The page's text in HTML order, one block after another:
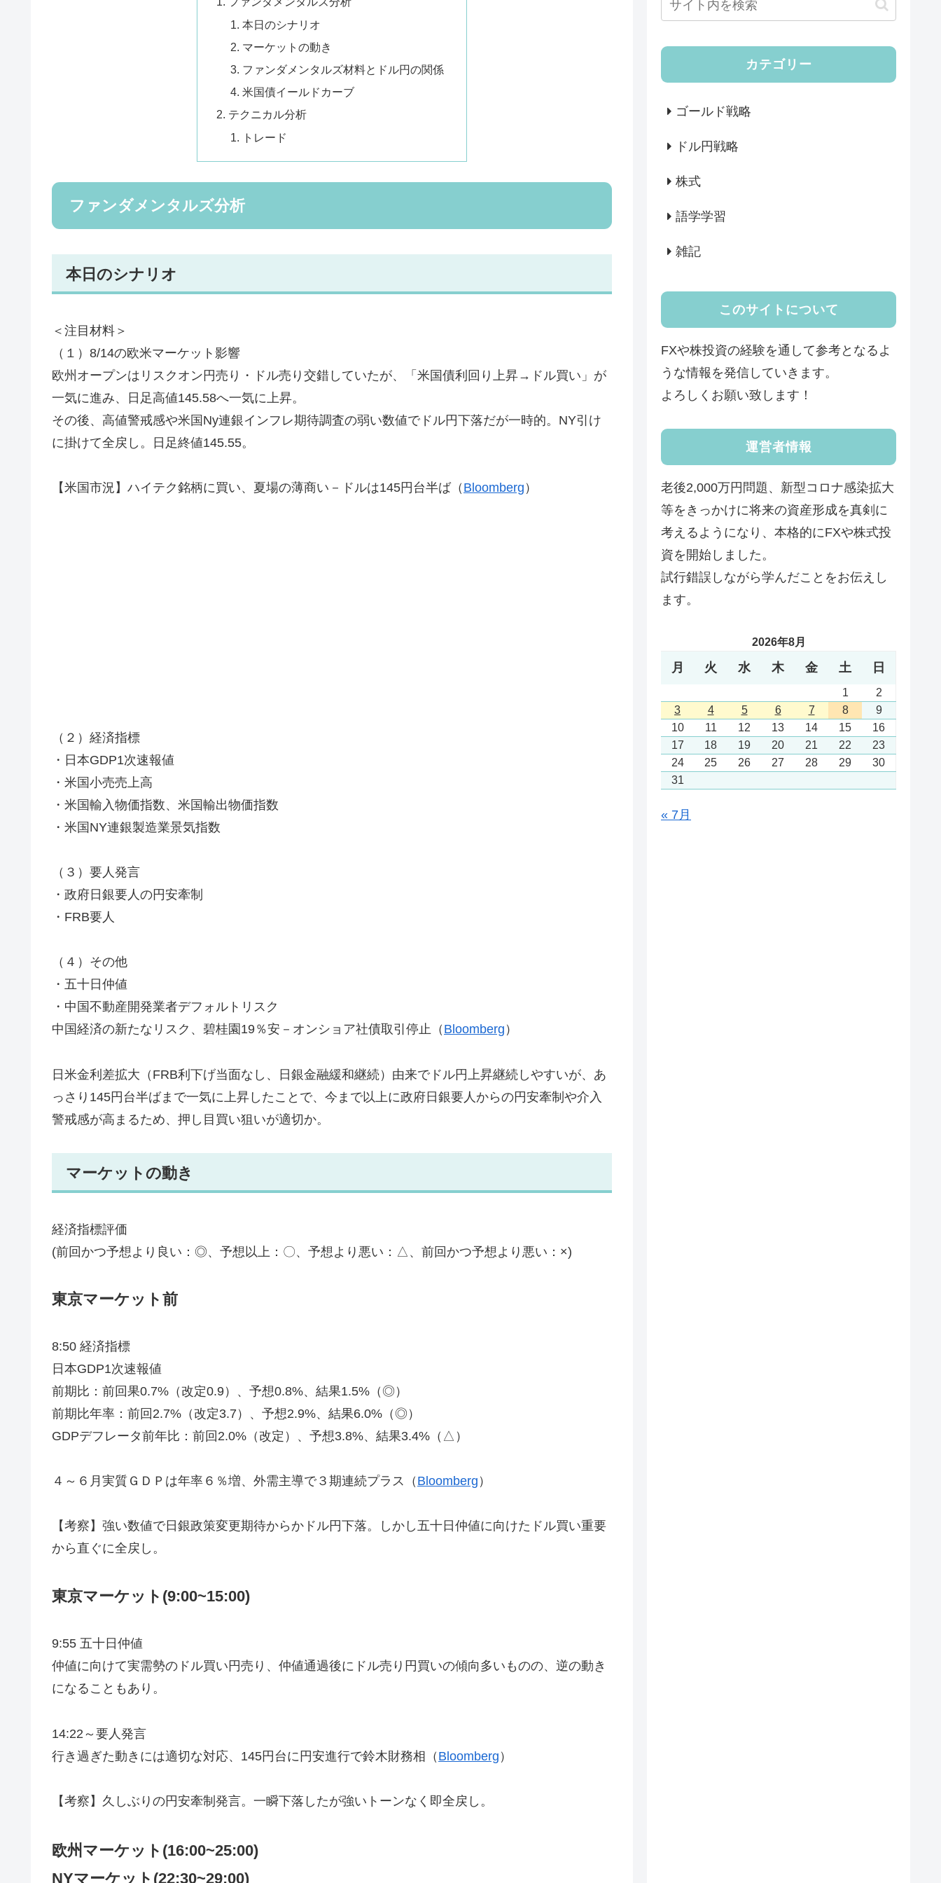
本日のシナリオ
マーケットの動き
ファンダメンタルズ材料とドル円の関係
米国債イールドカーブ
テクニカル分析
トレード
ファンダメンタルズ分析
本日のシナリオ
＜注目材料＞
（１）8/14の欧米マーケット影響
欧州オープンはリスクオン円売り・ドル売り交錯していたが、「米国債利回り上昇→ドル買い」が
一気に進み、日足高値145.58へ一気に上昇。
その後、高値警戒感や米国Ny連銀インフレ期待調査の弱い数値でドル円下落だが一時的。NY引け
に掛けて全戻し。日足終値145.55。
【米国市況】ハイテク銘柄に買い、夏場の薄商い－ドルは145円台半ば（ Bloomberg ）
（２）経済指標
・日本GDP1次速報値
・米国小売売上高
・米国輸入物価指数、米国輸出物価指数
・米国NY連銀製造業景気指数
（３）要人発言
・政府日銀要人の円安牽制
・FRB要人
（４）その他
・五十日仲値
・中国不動産開発業者デフォルトリスク
中国経済の新たなリスク、碧桂園19％安－オンショア社債取引停止（ Bloomberg ）
日米金利差拡大（FRB利下げ当面なし、日銀金融緩和継続）由来でドル円上昇継続しやすいが、あ
っさり145円台半ばまで一気に上昇したことで、今まで以上に政府日銀要人からの円安牽制や介入
警戒感が高まるため、押し目買い狙いが適切か。
マーケットの動き
経済指標評価
(前回かつ予想より良い：◎、予想以上：〇、予想より悪い：△、前回かつ予想より悪い：×)
東京マーケット前
8:50 経済指標
日本GDP1次速報値
前期比：前回果0.7%（改定0.9）、予想0.8%、結果1.5%（◎）
前期比年率：前回2.7%（改定3.7）、予想2.9%、結果6.0%（◎）
GDPデフレータ前年比：前回2.0%（改定）、予想3.8%、結果3.4%（△）
４～６月実質ＧＤＰは年率６％増、外需主導で３期連続プラス（ Bloomberg ）
【考察】強い数値で日銀政策変更期待からかドル円下落。しかし五十日仲値に向けたドル買い重要
から直ぐに全戻し。
東京マーケット(9:00~15:00)
9:55 五十日仲値
仲値に向けて実需勢のドル買い円売り、仲値通過後にドル売り円買いの傾向多いものの、逆の動き
になることもあり。
14:22～要人発言
行き過ぎた動きには適切な対応、145円台に円安進行で鈴木財務相（ Bloomberg ）
【考察】久しぶりの円安牽制発言。一瞬下落したが強いトーンなく即全戻し。
欧州マーケット(16:00~25:00)
NYマーケット (22:30~29:00)
カテゴリー
ゴールド戦略
ドル円戦略
株式
語学学習
雑記
このサイトについて
FXや株投資の経験を通して参考となるよ
うな情報を発信していきます。
よろしくお願い致します！
運営者情報
老後2,000万円問題、新型コロナ感染拡大
等をきっかけに将来の資産形成を真剣に
考えるようになり、本格的にFXや株式投
資を開始しました。
試行錯誤しながら学んだことをお伝えし
ます。
2026年8月
月 火 水 木 金 土 日
1
2
3
4 5 6 7 8
9
10
11 12 13 14 15
16
17
18 19 20 21 22
23
24
25 26 27 28 29
30
31
« 7月